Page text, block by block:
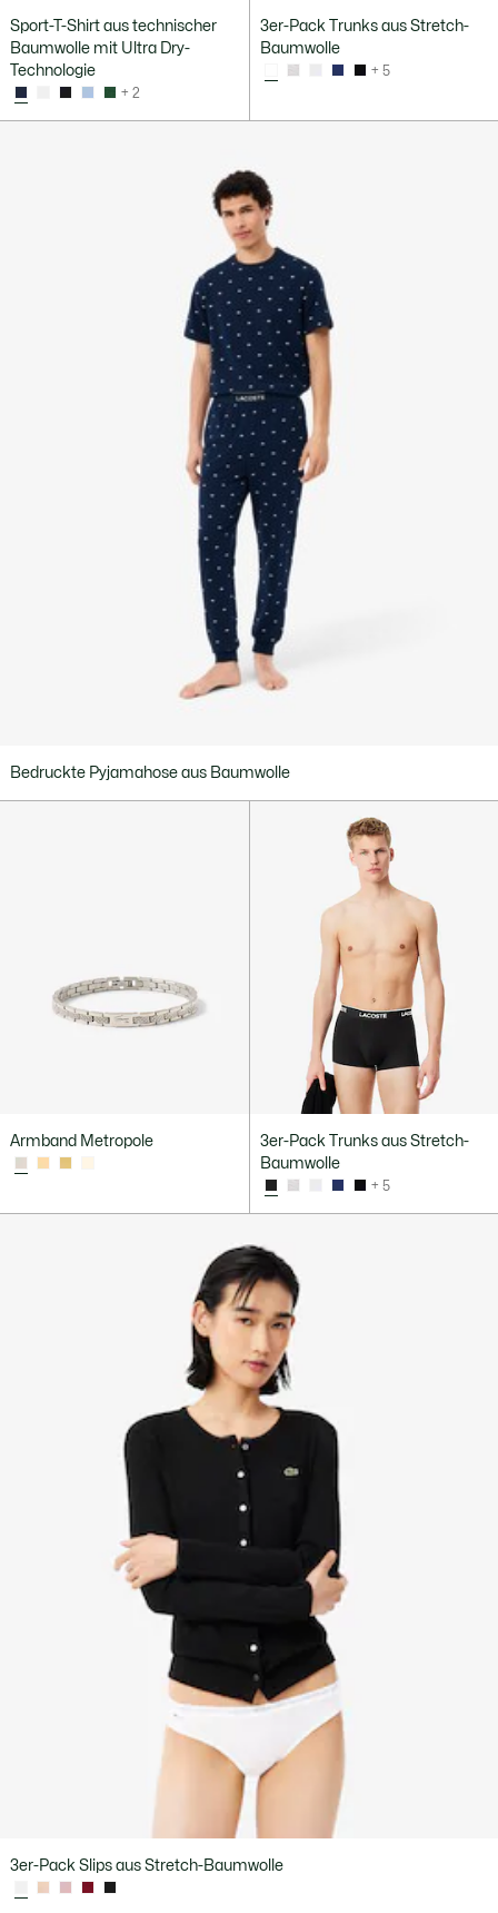
Sport-T-Shirt aus technischer
Baumwolle mit Ultra Dry-
Technologie
+ 2
3er-Pack Trunks aus Stretch-
Baumwolle
+ 5
Bedruckte Pyjamahose aus Baumwolle
Armband Metropole
3er-Pack Trunks aus Stretch-
Baumwolle
+ 5
3er-Pack Slips aus Stretch-Baumwolle